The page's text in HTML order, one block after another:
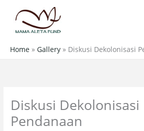
content
Home » Gallery » Diskusi Dekolonisasi
Diskusi Dekolonisasi
Pendanaan